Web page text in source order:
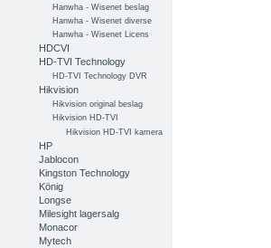
Hanwha - Wisenet beslag
Hanwha - Wisenet diverse
Hanwha - Wisenet Licens
HDCVI
HD-TVI Technology
HD-TVI Technology DVR
Hikvision
Hikvision original beslag
Hikvision HD-TVI
Hikvision HD-TVI kamera
HP
Jablocon
Kingston Technology
König
Longse
Milesight lagersalg
Monacor
Mytech